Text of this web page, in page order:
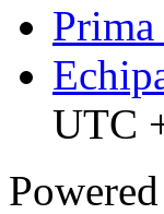
UTC